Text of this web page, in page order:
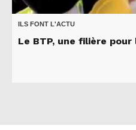
ILS FONT L'ACTU
Le BTP, une filière